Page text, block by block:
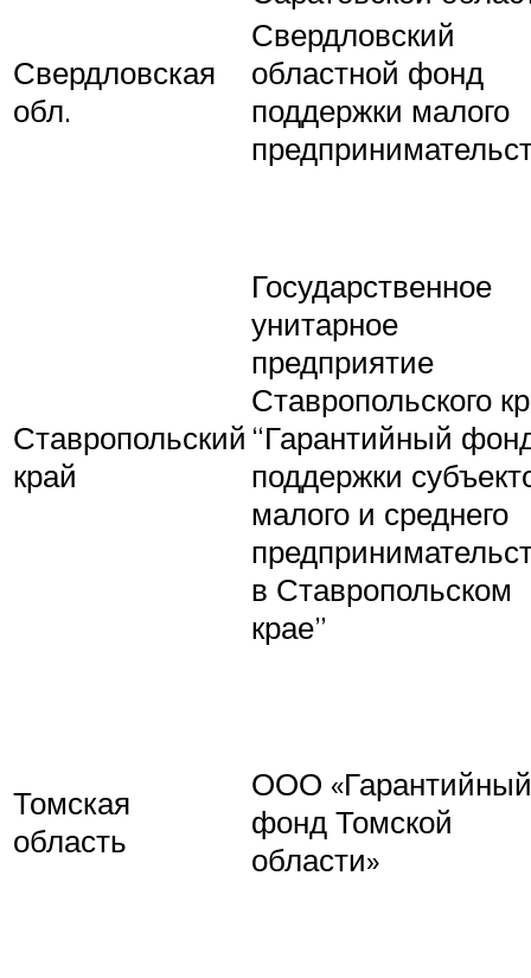
Свердловская
обл.
Свердловский
областной фонд
поддержки малого
Ставропольский
край
Государственное
унитарное
предприятие
Ставропольского
“Гарантийный
поддержки
малого и среднего
в Ставропольском
крае”
Томская
область
ООО «Гарантийный
фонд Томской
области»